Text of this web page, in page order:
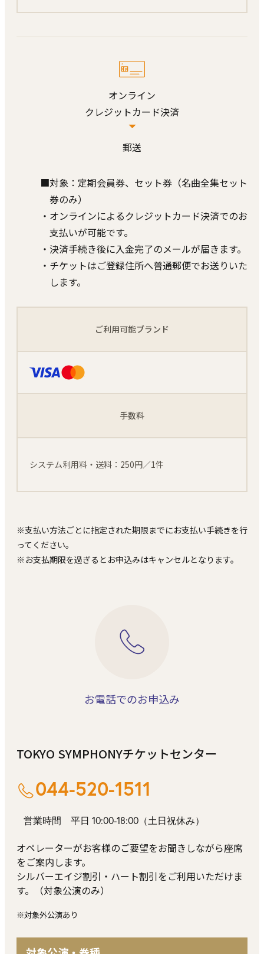
オンライン
クレジットカード決済
郵送
■対象：定期会員券、セット券（名曲全集セット
券のみ）
・オンラインによるクレジットカード決済でのお
支払いが可能です。
・決済手続き後に入金完了のメールが届きます。
・チケットはご登録住所へ普通郵便でお送りいた
します。
ご利用可能ブランド
手数料
システム利用料・送料：250円／1件
※⽀払い⽅法ごとに指定された期限までにお⽀払い⼿続きを⾏
ってください。
※お⽀払期限を過ぎるとお申込みはキャンセルとなります。
お電話でのお申込み
TOKYO SYMPHONYチケットセンター
044-520-1511
営業時間 平日 10:00-18:00（土日祝休み）
オペレーターがお客様のご要望をお聞きしながら座席
をご案内します。
シルバーエイジ割引・ハート割引をご利⽤いただけま
す。（対象公演のみ）
※対象外公演あり